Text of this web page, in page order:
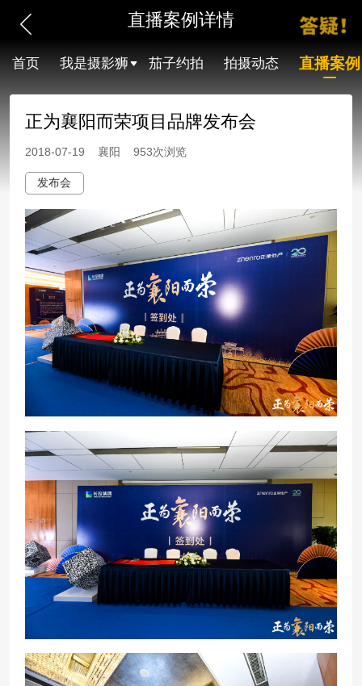
直播案例详情
首页 我是摄影狮 茄子约拍 拍摄动态 直播案例
正为襄阳而荣项目品牌发布会
2018-07-19 襄阳 953次浏览
发布会